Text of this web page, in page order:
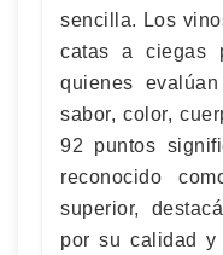
sencilla. Los
catas a ciegas
quienes
sabor, color,
92 puntos
reconocido
superior,
por su calidad y